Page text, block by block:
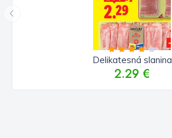
Delikatesná slanina
2.29 €